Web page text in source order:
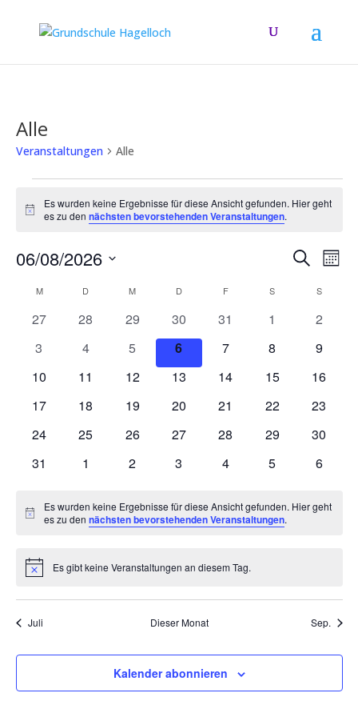
Alle
Veranstaltungen Alle
Veranstaltungen
Hinweis
Es wurden keine Ergebnisse für diese Ansicht gefunden. Hier geht
es zu dennächsten bevorstehenden Veranstaltungen.
und
Suche
06/08/2026
wählen.
Kalender
von
Veranstaltungen
MMONTAG D DIENSTAGM MITTWOCH
DDONNERSTAG
FFREITAG S SAMSTAGS
0
27
0
Veranstaltungen
28
0
Veranstaltungen
29
0
Veranstaltungen
30
0
31
0
1
0
2
0
3
0
Veranstaltungen
4
0
Veranstaltungen
5
0
Veranstaltungen
6
0
7
0
8
0
9
0
10
0
11
0
12
0
13
0
14
0
15
0
16
0
17
0
18
0
19
0
20
0
21
0
22
0
23
0
24
0
25
0
26
0
27
0
28
0
29
0
30
0
31
0
1
0
2
0
3
0
4
0
5
0
6
Hinweis
Es wurden keine Ergebnisse für diese Ansicht gefunden. Hier geht
es zu dennächsten bevorstehenden Veranstaltungen.
HinweisEs gibt keine Veranstaltungen an diesem Tag.
Juli Dieser Monat Sep.
Kalender abonnieren